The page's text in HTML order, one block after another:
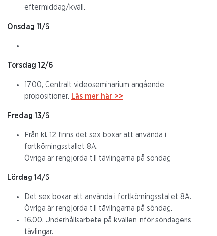
eftermiddag/kväll.
Onsdag 11/6
Torsdag 12/6
17.00, Centralt videoseminarium angående
propositioner. Läs mer här >>
Fredag 13/6
Från kl. 12 finns det sex boxar att använda i
fortkörningsstallet 8A.
Övriga är rengjorda till tävlingarna på söndag
Lördag 14/6
Det sex boxar att använda i fortkörningsstallet 8A.
Övriga är rengjorda till tävlingarna på söndag.
16.00, Underhållsarbete på kvällen inför söndagens
tävlingar.